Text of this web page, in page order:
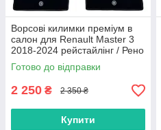
Ворсові килимки преміум в
салон для Renault Master 3
2018-2024 рейстайлінг / Рено
Мастер 3 килимки
Готово до відправки
2 250 ₴ 2 350 ₴
Купити